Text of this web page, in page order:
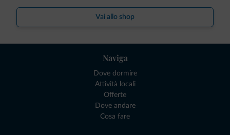
Vai allo shop
Naviga
Dove dormire
Attività locali
Offerte
Dove andare
Cosa fare